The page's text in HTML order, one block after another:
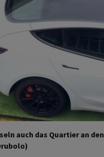
auch das Quartier an den